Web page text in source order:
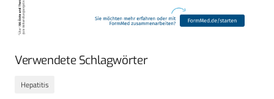
Verwendete Schlagwörter
Hepatitis